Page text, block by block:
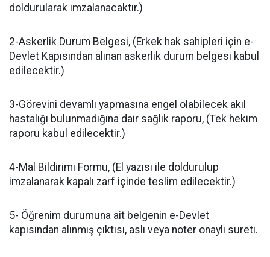
doldurularak imzalanacaktır.)
2-Askerlik Durum Belgesi, (Erkek hak sahipleri için e-
Devlet Kapısından alınan askerlik durum belgesi kabul
edilecektir.)
3-Görevini devamlı yapmasına engel olabilecek akıl
hastalığı bulunmadığına dair sağlık raporu, (Tek hekim
raporu kabul edilecektir.)
4-Mal Bildirimi Formu, (El yazısı ile doldurulup
imzalanarak kapalı zarf içinde teslim edilecektir.)
5- Öğrenim durumuna ait belgenin e-Devlet
kapısından alınmış çıktısı, aslı veya noter onaylı sureti.